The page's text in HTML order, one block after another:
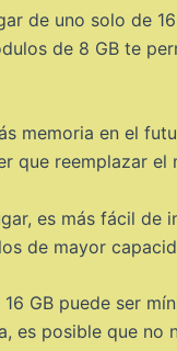
de uno solo de
de 8 GB te
memoria en el
que reemplazar el
es más fácil de
de mayor
GB puede ser
es posible que